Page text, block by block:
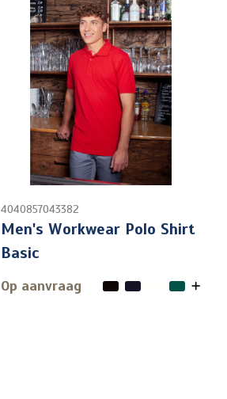
4040857043382
Men's Workwear Polo Shirt
Basic
Op aanvraag